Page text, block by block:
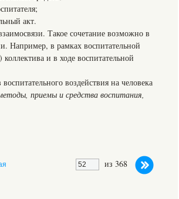
акт.
Такое сочетание возможно в
Например, в рамках воспитательной
и в ходе воспитательной
воздействия на человека
приемы и средства воспитания,
из 368